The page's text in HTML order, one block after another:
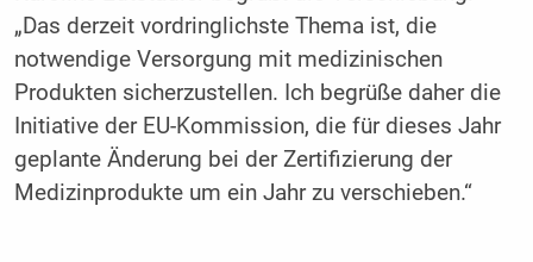
„Das derzeit vordringlichste Thema ist, die
notwendige Versorgung mit medizinischen
Produkten sicherzustellen. Ich begrüße daher die
Initiative der EU-Kommission, die für dieses Jahr
geplante Änderung bei der Zertifizierung der
Medizinprodukte um ein Jahr zu verschieben.“